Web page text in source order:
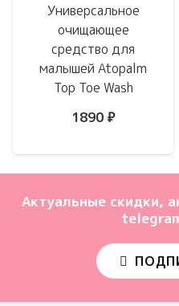
Универсальное
очищающее
средство для
малышей Atopalm
Top Toe Wash
1890 ₽
Актуальные скидки,